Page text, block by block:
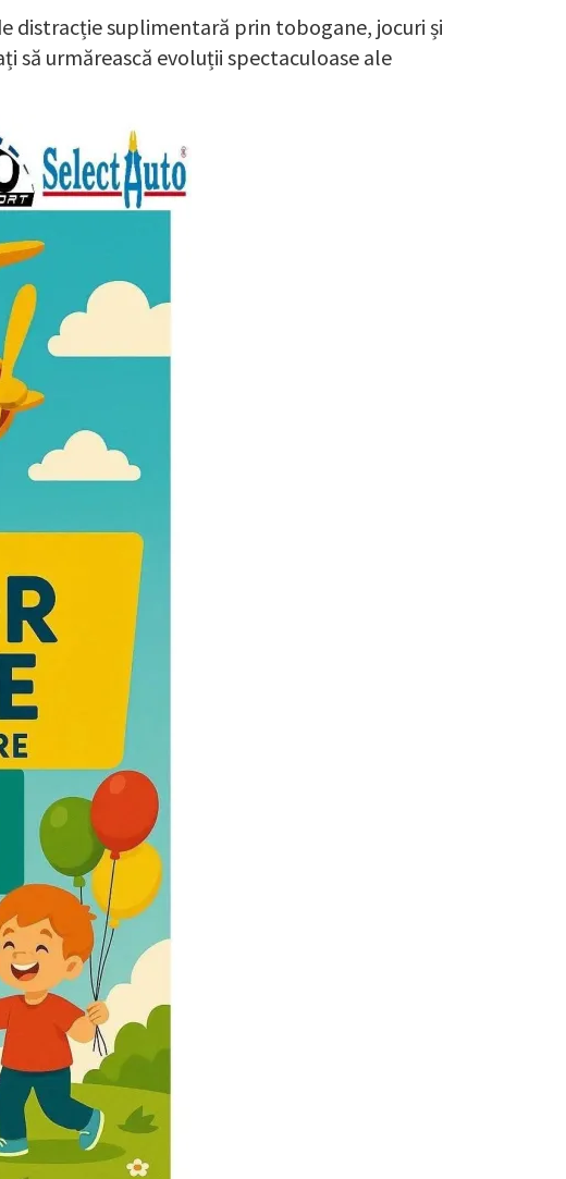
distracție suplimentară prin tobogane, jocuri și
să urmărească evoluții spectaculoase ale